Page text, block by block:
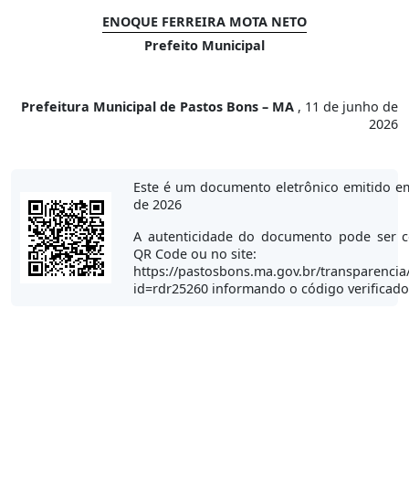
ENOQUE FERREIRA MOTA NETO
Prefeito Municipal
Prefeitura Municipal de Pastos Bons – MA , 11 de junho de
2026
Este é um documento eletrônico emitido
de 2026
A autenticidade do documento pode ser
QR Code ou no site:
https://pastosbons.ma.gov.br/
id=rdr25260 informando o código